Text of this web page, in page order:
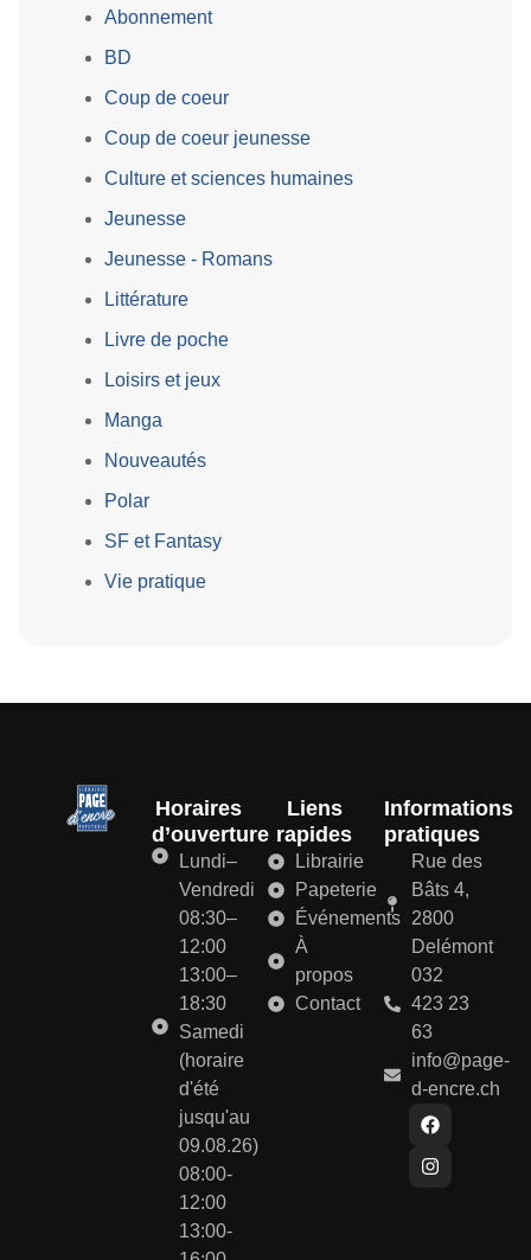
Abonnement
BD
Coup de coeur
Coup de coeur jeunesse
Culture et sciences humaines
Jeunesse
Jeunesse - Romans
Littérature
Livre de poche
Loisirs et jeux
Manga
Nouveautés
Polar
SF et Fantasy
Vie pratique
Horaires
d’ouverture
Lundi–
Vendredi
08:30–
12:00
13:00–
18:30
Samedi
(horaire
d'été
jusqu'au
09.08.26)
08:00-
12:00
13:00-
Liens
rapides
Librairie
Papeterie
Événements
À
propos
Contact
Informations
pratiques
Rue des
Bâts 4,
2800
Delémont
032
423 23
63
info@page-
d-encre.ch